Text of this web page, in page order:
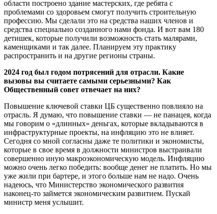
области построено здание мастерских, где ребята с
проблемами со здоровьем смогут получить строительную
профессию. Мы сделали это на средства наших членов и
средства специально созданного нами фонда. И вот вам 180
детишек, которые получили возможность стать малярами,
каменщиками и так далее. Планируем эту практику
распространить и на другие регионы страны.
2024 год был годом потрясений для отрасли. Какие
вызовы вы считаете самыми серьезными? Как
Общественный совет отвечает на них?
Повышение ключевой ставки ЦБ существенно повлияло на
отрасль. Я думаю, что повышение ставки — не панацея, когда
мы говорим о «длинных» деньгах, которые вкладываются в
инфраструктурные проекты, на инфляцию это не влияет.
Сегодня со мной согласны даже те политики и экономисты,
которые в свое время в должности министров выстраивали
совершенно иную макроэкономическую модель. Инфляцию
можно очень легко победить: вообще денег не платить. Но мы
уже жили при бартере, и этого больше нам не надо. Очень
надеюсь, что Министерство экономического развития
наконец-то займется экономическим развитием. Пускай
министр меня услышит.